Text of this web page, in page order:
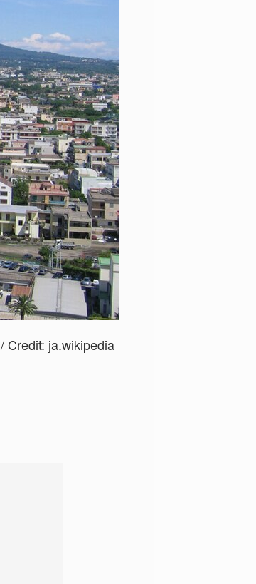
Credit: ja.wikipedia